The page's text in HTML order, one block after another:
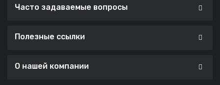
Часто задаваемые вопросы
Полезные ссылки
О нашей компании